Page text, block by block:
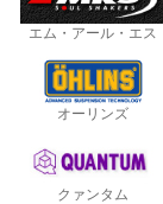
エム・アール・エス
オーリンズ
クァンタム